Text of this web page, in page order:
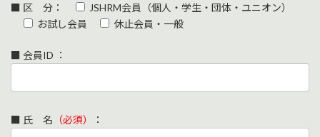
■ 区 分：
JSHRM会員（個人・学生・団体・ユニオン）
お試し会員
休止会員・一般
■ 会員ID ：
■ 氏 名 （必須） ：